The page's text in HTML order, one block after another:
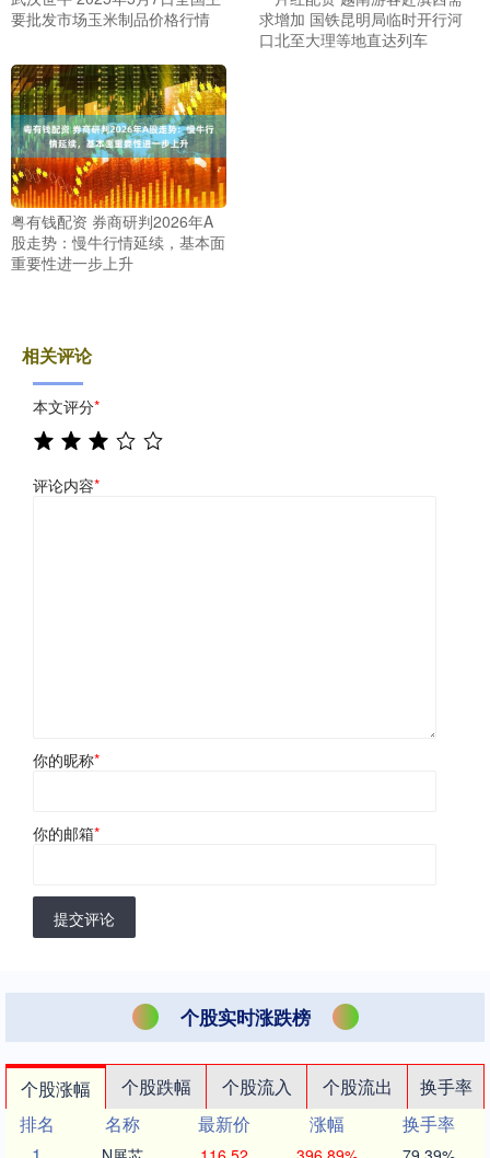
要批发市场玉米制品价格行情
求增加 国铁昆明局临时开行河
口北至大理等地直达列车
粤有钱配资 券商研判2026年A
股走势：慢牛行情延续，基本面
重要性进一步上升
相关评论
本文评分*
评论内容*
你的昵称*
你的邮箱*
提交评论
个股实时涨跌榜
个股涨幅 个股跌幅 个股流入 个股流出
换手率
排名
名称 最新价 涨幅
换手率